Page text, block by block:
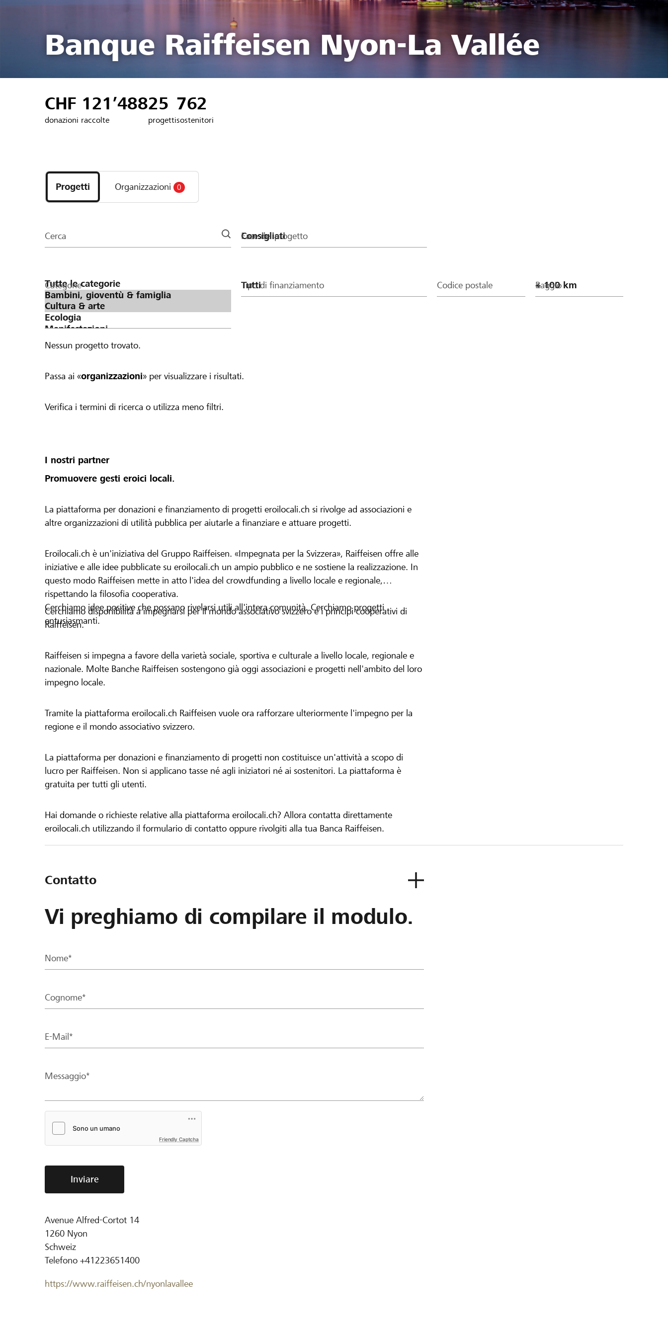
Banque Raiffeisen Nyon-La Vallée
CHF 121’488
donazioni raccolte
25
progetti
762
sostenitori
i
progetti
e
della
Progetti Organizzazioni 0
Cerca Fase del progetto
Categorie Tipo di finanziamento Codice postale Raggio
Nessun progetto trovato.
Passa ai «organizzazioni» per visualizzare i risultati.
Verifica i termini di ricerca o utilizza meno filtri.
I nostri partner
Promuovere gesti eroici locali.
La piattaforma per donazioni e finanziamento di progetti eroilocali.ch si rivolge ad associazioni e
altre organizzazioni di utilità pubblica per aiutarle a finanziare e attuare progetti.
Eroilocali.ch è un'iniziativa del Gruppo Raiffeisen. «Impegnata per la Svizzera», Raiffeisen offre alle
iniziative e alle idee pubblicate su eroilocali.ch un ampio pubblico e ne sostiene la realizzazione. In
questo modo Raiffeisen mette in atto l'idea del crowdfunding a livello locale e regionale,
rispettando la filosofia cooperativa.
Cerchiamo idee positive che possano rivelarsi utili all'intera comunità. Cerchiamo progetti
entusiasmanti.
Cerchiamo disponibilità a impegnarsi per il mondo associativo svizzero e i principi cooperativi di
Raiffeisen.
Raiffeisen si impegna a favore della varietà sociale, sportiva e culturale a livello locale, regionale e
nazionale. Molte Banche Raiffeisen sostengono già oggi associazioni e progetti nell'ambito del loro
impegno locale.
Tramite la piattaforma eroilocali.ch Raiffeisen vuole ora rafforzare ulteriormente l'impegno per la
regione e il mondo associativo svizzero.
La piattaforma per donazioni e finanziamento di progetti non costituisce un'attività a scopo di
lucro per Raiffeisen. Non si applicano tasse né agli iniziatori né ai sostenitori. La piattaforma è
gratuita per tutti gli utenti.
Hai domande o richieste relative alla piattaforma eroilocali.ch? Allora contatta direttamente
eroilocali.ch utilizzando il formulario di contatto oppure rivolgiti alla tua Banca Raiffeisen.
Contatto
Vi preghiamo di compilare il modulo.
Nome*
Cognome*
E-Mail*
Messaggio*
Friendly Captcha
Inviare
Avenue Alfred-Cortot 14
1260 Nyon
Schweiz
Telefono +41223651400
https://www.raiffeisen.ch/nyonlavallee